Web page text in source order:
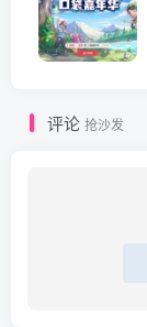
评论 抢沙发